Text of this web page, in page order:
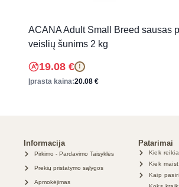
ACANA Adult Small Breed sausas
veislių šunims 2 kg
19.08 € !
Įprasta kaina:20.08 €
Informacija
Pirkimo - Pardavimo Taisyklės
Prekių pristatymo sąlygos
Apmokėjimas
Patarimai
Kiek
Kiek
Kaip